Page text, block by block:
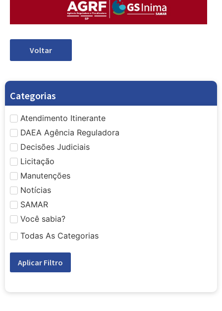
Voltar
Categorias
Atendimento Itinerante
DAEA Agência Reguladora
Decisões Judiciais
Licitação
Manutenções
Notícias
SAMAR
Você sabia?
Todas As Categorias
Aplicar Filtro